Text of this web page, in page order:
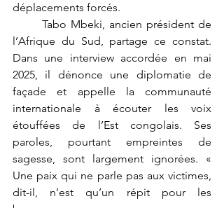
déplacements forcés.
l’Afrique du Sud, partage ce constat.
Dans une interview accordée en mai
2025, il dénonce une diplomatie de
façade et appelle la communauté
internationale à écouter les voix
étouffées de l’Est congolais. Ses
paroles, pourtant empreintes de
sagesse, sont largement ignorées. «
Une paix qui ne parle pas aux victimes,
dit-il, n’est qu’un répit pour les